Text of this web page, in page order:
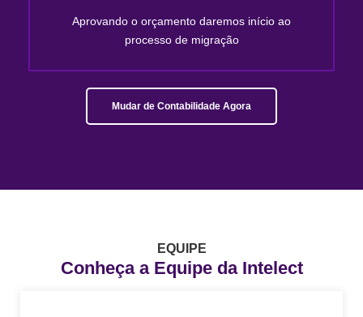
Aprovando o orçamento daremos início ao
processo de migração
Mudar de Contabilidade Agora
EQUIPE
Conheça a Equipe da Intelect